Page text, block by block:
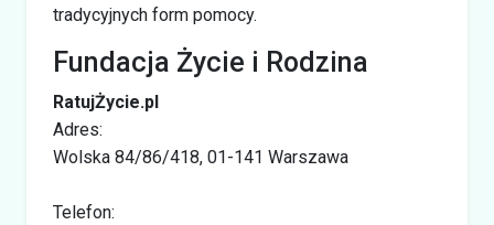
tradycyjnych form pomocy.
Fundacja Życie i Rodzina
RatujŻycie.pl
Adres:
Wolska 84/86/418, 01-141 Warszawa
Telefon: